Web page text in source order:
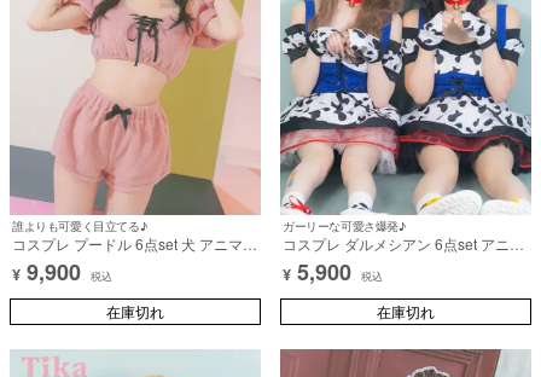
誰よりも可愛く目立てる♪
コスプレ プードル 6点set 犬 アニマル
ふわもこ リボン へそ出し (トップス/
パンツ/カチューシャ/チョーカー/カフ
ス/レッグカバー)【ハロウィン】[tk-
¥ 9,900 税込
在庫切れ
ガーリーな可愛さ爆発♪
コスプレ ダルメシアン 6点set アニマ
ル サスペンダー 犬 初心者 (ワンピー
ス/カチューシャ/チョーカー/手袋/しっ
ぽ/靴下) 【ハロウィン】[tk-hw2015]
femme fatale×Tika
¥ 5,900 税込
在庫切れ